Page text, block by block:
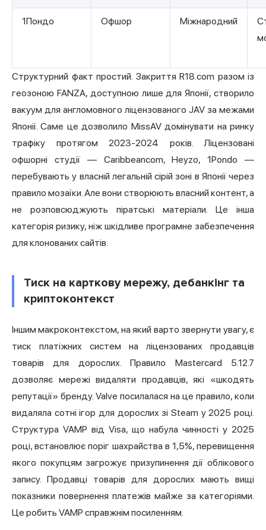
1Пондо Офшор Міжнародний
Структурний факт простий. Закриття R18.com разом із
геозоною FANZA, доступною лише для Японії, створило
вакуум для англомовного ліцензованого JAV за межами
Японії. Саме це дозволило MissAV домінувати на ринку
трафіку протягом 2023-2024 років. Ліцензовані
офшорні студії — Caribbeancom, Heyzo, 1Pondo —
перебувають у власній легальній сірій зоні в Японії через
правило мозаїки. Але вони створюють власний контент, а
не розповсюджують піратські матеріали. Це інша
категорія ризику, ніж шкідливе програмне забезпечення
для клонованих сайтів.
Тиск на карткову мережу, дебанкінг та
криптоконтекст
Іншим макроконтекстом, на який варто звернути увагу, є
тиск платіжних систем на ліцензованих продавців
товарів для дорослих. Правило Mastercard 5.12.7
дозволяє мережі видаляти продавців, які «шкодять
репутації» бренду. Valve посилалася на це правило, коли
видаляла сотні ігор для дорослих зі Steam у 2025 році.
Структура VAMP від Visa, що набула чинності у 2025
році, встановлює поріг шахрайства в 1,5%, перевищення
якого покупцям загрожує призупинення дії облікового
запису. Продавці товарів для дорослих мають вищі
показники повернення платежів майже за категоріями.
Це робить VAMP справжнім посиленням.